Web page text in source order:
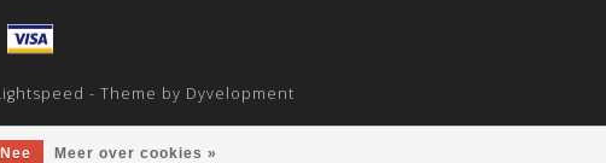
Nee Meer over cookies »
- Theme by Dyvelopment